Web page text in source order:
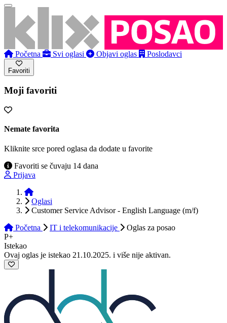
Početna Svi oglasi Objavi oglas Poslodavci
Favoriti
Moji favoriti
Nemate favorita
Kliknite srce pored oglasa da dodate u favorite
Favoriti se čuvaju 14 dana
Prijava
Početna
Oglasi
Customer Service Advisor - English Language (m/f)
Početna
IT i telekomunikacije Oglas za posao
P+
Istekao
Ovaj oglas je istekao 21.10.2025. i više nije aktivan.